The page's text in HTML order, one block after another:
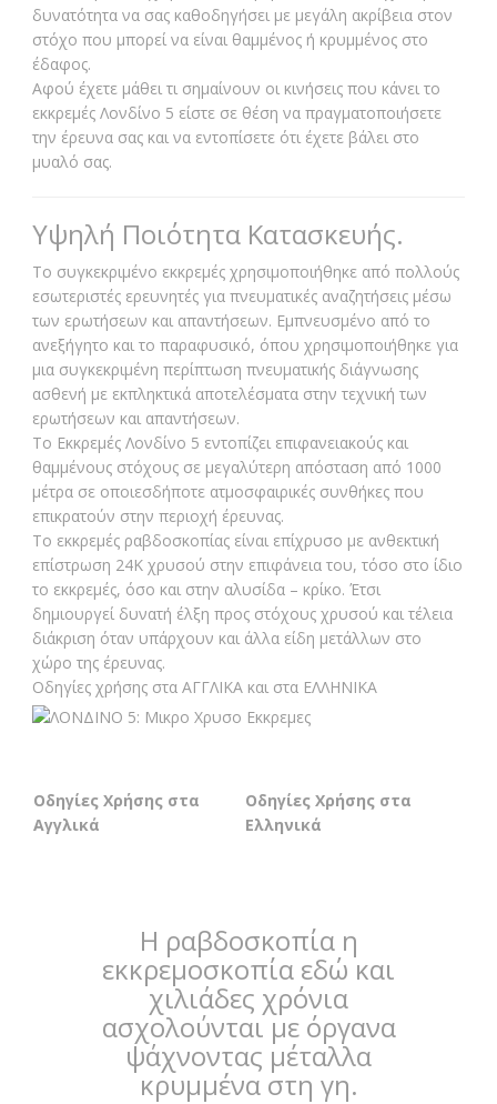
δυνατότητα να σας καθοδηγήσει με μεγάλη ακρίβεια στον
στόχο που μπορεί να είναι θαμμένος ή κρυμμένος στο
έδαφος.
Αφού έχετε μάθει τι σημαίνουν οι κινήσεις που κάνει το
εκκρεμές Λονδίνο 5 είστε σε θέση να πραγματοποιήσετε
την έρευνα σας και να εντοπίσετε ότι έχετε βάλει στο
μυαλό σας.
Υψηλή Ποιότητα Κατασκευής.
Το συγκεκριμένο εκκρεμές χρησιμοποιήθηκε από πολλούς
εσωτεριστές ερευνητές για πνευματικές αναζητήσεις μέσω
των ερωτήσεων και απαντήσεων. Εμπνευσμένο από το
ανεξήγητο και το παραφυσικό, όπου χρησιμοποιήθηκε για
μια συγκεκριμένη περίπτωση πνευματικής διάγνωσης
ασθενή με εκπληκτικά αποτελέσματα στην τεχνική των
ερωτήσεων και απαντήσεων.
Το Εκκρεμές Λονδίνο 5 εντοπίζει επιφανειακούς και
θαμμένους στόχους σε μεγαλύτερη απόσταση από 1000
μέτρα σε οποιεσδήποτε ατμοσφαιρικές συνθήκες που
επικρατούν στην περιοχή έρευνας.
Το εκκρεμές ραβδοσκοπίας είναι επίχρυσο με ανθεκτική
επίστρωση 24Κ χρυσού στην επιφάνεια του, τόσο στο ίδιο
το εκκρεμές, όσο και στην αλυσίδα – κρίκο. Έτσι
δημιουργεί δυνατή έλξη προς στόχους χρυσού και τέλεια
διάκριση όταν υπάρχουν και άλλα είδη μετάλλων στο
χώρο της έρευνας.
Οδηγίες χρήσης στα ΑΓΓΛΙΚΑ και στα ΕΛΛΗΝΙΚΑ
Οδηγίες Χρήσης στα
Αγγλικά
Οδηγίες Χρήσης στα
Ελληνικά
Η ραβδοσκοπία η
εκκρεμοσκοπία εδώ και
χιλιάδες χρόνια
ασχολούνται με όργανα
ψάχνοντας μέταλλα
κρυμμένα στη γη.